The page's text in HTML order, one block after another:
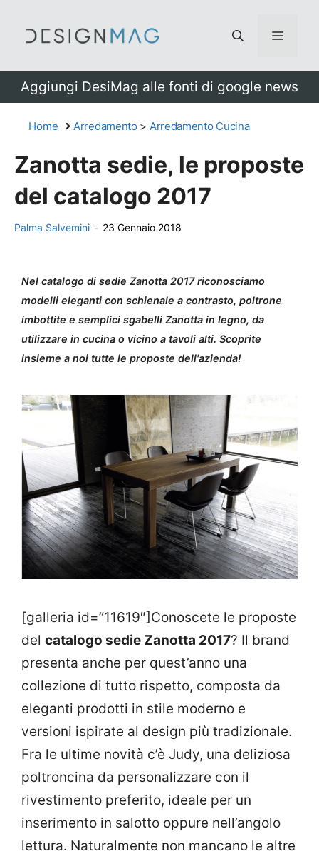
Menu
Aggiungi DesiMag alle fonti di google news
Home Arredamento > Arredamento Cucina
Zanotta sedie, le proposte
del catalogo 2017
Palma Salvemini - 23 Gennaio 2018
Nel catalogo di sedie Zanotta 2017 riconosciamo
modelli eleganti con schienale a contrasto, poltrone
imbottite e semplici sgabelli Zanotta in legno, da
utilizzare in cucina o vicino a tavoli alti. Scoprite
insieme a noi tutte le proposte dell'azienda!
[galleria id=”11619″]Conoscete le proposte
del catalogo sedie Zanotta 2017? Il brand
presenta anche per quest’anno una
collezione di tutto rispetto, composta da
eleganti prodotti in stile moderno e
versioni ispirate al design più tradizionale.
Fra le ultime novità c’è Judy, una deliziosa
poltroncina da personalizzare con il
rivestimento preferito, ideale per un
inserimento in salotto oppure nell’angolo
lettura. Naturalmente non mancano le altre